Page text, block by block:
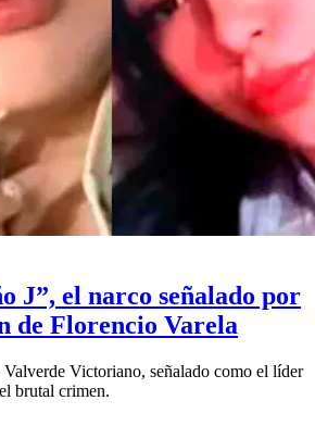
J”, el narco señalado por
de Florencio Varela
Valverde Victoriano, señalado como el líder
brutal crimen.